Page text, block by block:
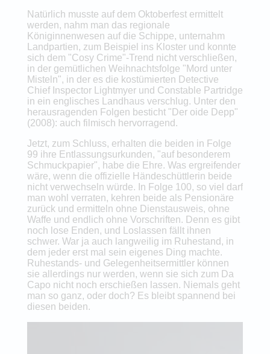
Natürlich musste auf dem Oktoberfest ermittelt
werden, nahm man das regionale
Königinnenwesen auf die Schippe, unternahm
Landpartien, zum Beispiel ins Kloster und konnte
sich dem "Cosy Crime"-Trend nicht verschließen,
in der gemütlichen Weihnachtsfolge "Mord unter
Misteln", in der es die kostümierten Detective
Chief Inspector Lightmyer und Constable Partridge
in ein englisches Landhaus verschlug. Unter den
herausragenden Folgen besticht "Der oide Depp"
(2008): auch filmisch hervorragend.
Jetzt, zum Schluss, erhalten die beiden in Folge
99 ihre Entlassungsurkunden, "auf besonderem
Schmuckpapier", habe die Ehre. Was ergreifender
wäre, wenn die offizielle Händeschüttlerin beide
nicht verwechseln würde. In Folge 100, so viel darf
man wohl verraten, kehren beide als Pensionäre
zurück und ermitteln ohne Dienstausweis, ohne
Waffe und endlich ohne Vorschriften. Denn es gibt
noch lose Enden, und Loslassen fällt ihnen
schwer. War ja auch langweilig im Ruhestand, in
dem jeder erst mal sein eigenes Ding machte.
Ruhestands- und Gelegenheitsermittler können
sie allerdings nur werden, wenn sie sich zum Da
Capo nicht noch erschießen lassen. Niemals geht
man so ganz, oder doch? Es bleibt spannend bei
diesen beiden.